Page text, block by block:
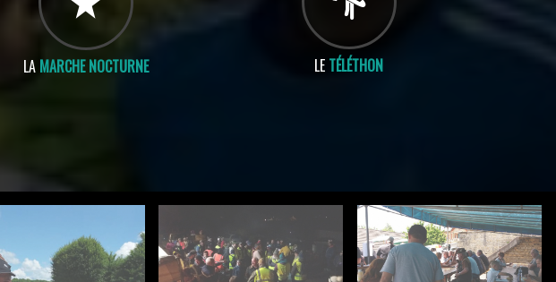
LA MARCHE NOCTURNE LE TÉLÉTHON